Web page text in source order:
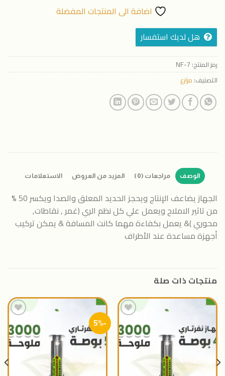
اضافة الى المنتجات المفضلة
هل لديك استفسار
رمز المنتج: NF-7
التصنيف: مزارع
الوصف مراجعات (0) المزيد من العروض الاستعلامات
الجهاز يضاعف الإنتاج ويحجز الحديد المعلق والصدا ويكسر 50 %
من تاثير الاملاح ويعمل علي كل نظم الري (غمر , نقاطات,
محوري )& يعمل بكفاءة مهما كانت المسافة & يمكن تركيب
أجهزة مساعدة عند الأطراف
منتجات ذات صلة
اضافة
الى
-5%
اضافة
الى
المفضلة